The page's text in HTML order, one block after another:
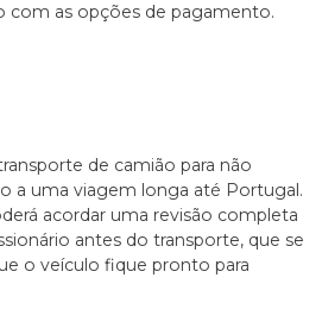
com as opções de pagamento.
de camião para não
a uma viagem longa até Portugal.
acordar uma revisão completa
antes do transporte, que se
o veículo fique pronto para